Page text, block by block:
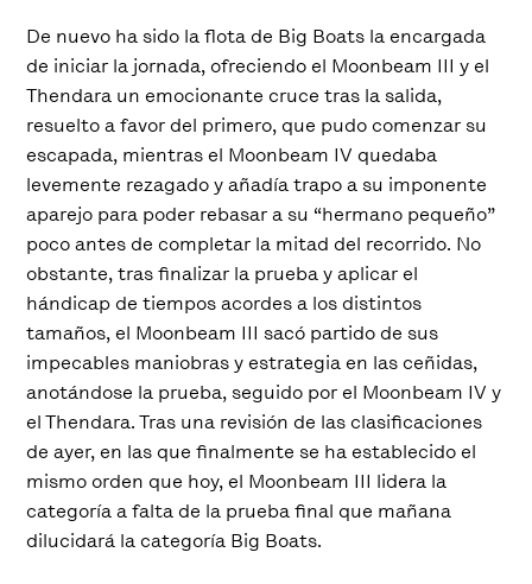
De nuevo ha sido la flota de Big Boats la encargada
de iniciar la jornada, ofreciendo el Moonbeam III y el
Thendara un emocionante cruce tras la salida,
resuelto a favor del primero, que pudo comenzar su
escapada, mientras el Moonbeam IV quedaba
levemente rezagado y añadía trapo a su imponente
aparejo para poder rebasar a su “hermano pequeño”
poco antes de completar la mitad del recorrido. No
obstante, tras finalizar la prueba y aplicar el
hándicap de tiempos acordes a los distintos
tamaños, el Moonbeam III sacó partido de sus
impecables maniobras y estrategia en las ceñidas,
anotándose la prueba, seguido por el Moonbeam IV y
el Thendara. Tras una revisión de las clasificaciones
de ayer, en las que finalmente se ha establecido el
mismo orden que hoy, el Moonbeam III lidera la
categoría a falta de la prueba final que mañana
dilucidará la categoría Big Boats.